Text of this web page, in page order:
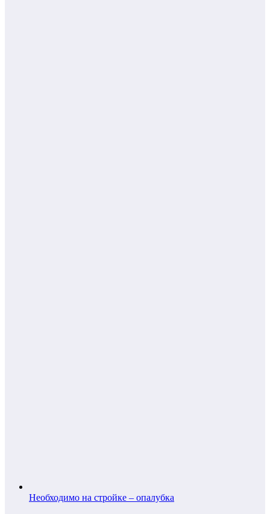
Необходимо на стройке – опалубка